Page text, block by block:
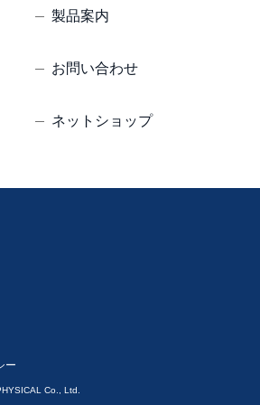
製品案内
お問い合わせ
ネットショップ
ー
Co., Ltd.